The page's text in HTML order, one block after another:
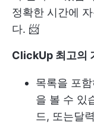
정확한 시간에
다. 📨
ClickUp 최고의
목록을 포
을 볼 수 있
드, 또는달력